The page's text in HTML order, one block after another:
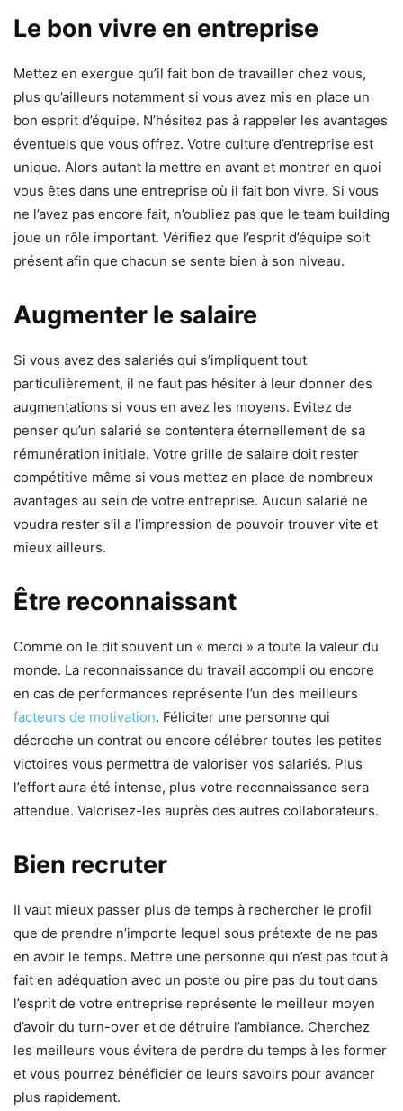
Le bon vivre en entreprise
Mettez en exergue qu’il fait bon de travailler chez vous,
plus qu’ailleurs notamment si vous avez mis en place un
bon esprit d’équipe. N’hésitez pas à rappeler les avantages
éventuels que vous offrez. Votre culture d’entreprise est
unique. Alors autant la mettre en avant et montrer en quoi
vous êtes dans une entreprise où il fait bon vivre. Si vous
ne l’avez pas encore fait, n’oubliez pas que le team building
joue un rôle important. Vérifiez que l’esprit d’équipe soit
présent afin que chacun se sente bien à son niveau.
Augmenter le salaire
Si vous avez des salariés qui s’impliquent tout
particulièrement, il ne faut pas hésiter à leur donner des
augmentations si vous en avez les moyens. Evitez de
penser qu’un salarié se contentera éternellement de sa
rémunération initiale. Votre grille de salaire doit rester
compétitive même si vous mettez en place de nombreux
avantages au sein de votre entreprise. Aucun salarié ne
voudra rester s’il a l’impression de pouvoir trouver vite et
mieux ailleurs.
Être reconnaissant
Comme on le dit souvent un « merci » a toute la valeur du
monde. La reconnaissance du travail accompli ou encore
en cas de performances représente l’un des meilleurs
facteurs de motivation. Féliciter une personne qui
décroche un contrat ou encore célébrer toutes les petites
victoires vous permettra de valoriser vos salariés. Plus
l’effort aura été intense, plus votre reconnaissance sera
attendue. Valorisez-les auprès des autres collaborateurs.
Bien recruter
Il vaut mieux passer plus de temps à rechercher le profil
que de prendre n’importe lequel sous prétexte de ne pas
en avoir le temps. Mettre une personne qui n’est pas tout à
fait en adéquation avec un poste ou pire pas du tout dans
l’esprit de votre entreprise représente le meilleur moyen
d’avoir du turn-over et de détruire l’ambiance. Cherchez
les meilleurs vous évitera de perdre du temps à les former
et vous pourrez bénéficier de leurs savoirs pour avancer
plus rapidement.